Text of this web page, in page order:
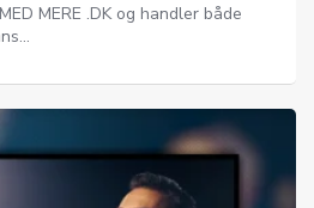
MERE .DK og handler både